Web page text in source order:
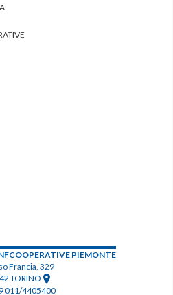
PIEMONTE
Francia, 329
TORINO
011/4405400